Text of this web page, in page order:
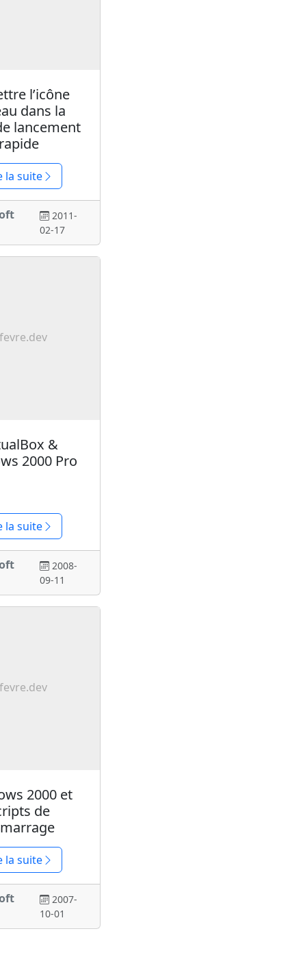
l’icône
dans la
lancement
rapide
la suite
2011-
02-17
&
2000 Pro
la suite
2008-
09-11
2000 et
de
la suite
2007-
10-01